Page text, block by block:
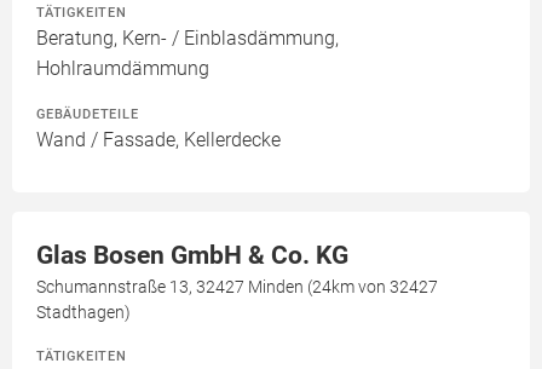
TÄTIGKEITEN
Beratung, Kern- / Einblasdämmung,
Hohlraumdämmung
GEBÄUDETEILE
Wand / Fassade, Kellerdecke
Glas Bosen GmbH & Co. KG
Schumannstraße 13, 32427 Minden (24km von 32427
Stadthagen)
TÄTIGKEITEN